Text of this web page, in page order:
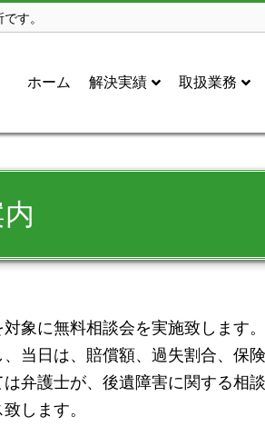
す。
ホーム 解決実績 取扱業務
象に無料相談会を実施致します。
当日は、賠償額、過失割合、保
弁護士が、後遺障害に関する相
します。